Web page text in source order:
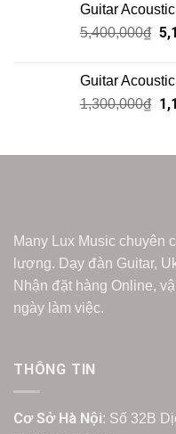
Guitar
5,400,000₫
Guitar
1,300,000₫
Many Lux Music chuyên
lượng. Dạy đàn Guitar,
Nhận đặt hàng Online,
ngày làm việc.
THÔNG TIN
Cơ Sở Hà Nội: Số 32B